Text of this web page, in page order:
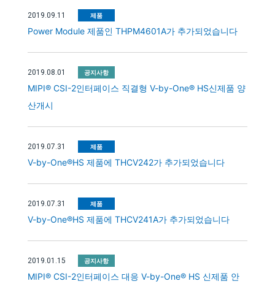
2019.09.11 제품
Power Module 제품인 THPM4601A가 추가되었습니다
2019.08.01 공지사항
MIPI® CSI-2인터페이스 직결형 V-by-One® HS신제품 양
산개시
2019.07.31 제품
V-by-One®HS 제품에 THCV242가 추가되었습니다
2019.07.31 제품
V-by-One®HS 제품에 THCV241A가 추가되었습니다
2019.01.15 공지사항
MIPI® CSI-2인터페이스 대응 V-by-One® HS 신제품 안